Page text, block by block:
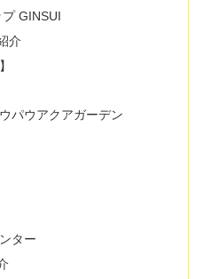
GINSUI
介
パウアクアガーデン
ター